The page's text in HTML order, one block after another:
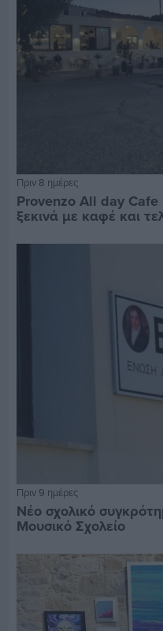
Πριν 8 ημέρες
Provenzo All day
ξεκινά με καφέ και
Πριν 9 ημέρες
Νέο σχολικό
Μουσικό Σχολείο